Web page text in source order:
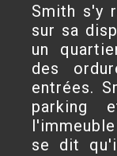
Smith s'y
sur sa
un
des
entrées.
parking
se dit